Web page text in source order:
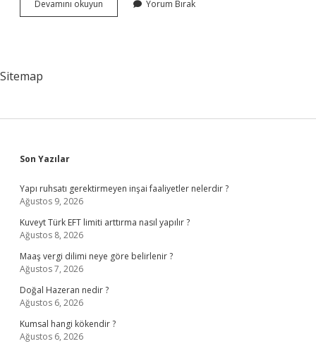
Devamını okuyun
Neden
Yorum Bırak
Sitemap
Sidebar
Son Yazılar
Yapı ruhsatı gerektirmeyen inşai faaliyetler nelerdir ?
Ağustos 9, 2026
Kuveyt Türk EFT limiti arttırma nasıl yapılır ?
Ağustos 8, 2026
Maaş vergi dilimi neye göre belirlenir ?
Ağustos 7, 2026
Doğal Hazeran nedir ?
Ağustos 6, 2026
Kumsal hangi kökendir ?
Ağustos 6, 2026